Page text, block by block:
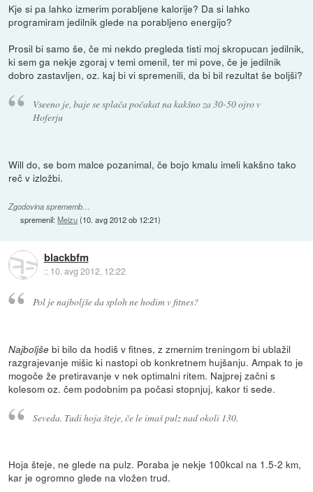
Kje si pa lahko izmerim porabljene kalorije? Da si lahko
programiram jedilnik glede na porabljeno energijo?
Prosil bi samo še, če mi nekdo pregleda tisti moj skropucan jedilnik,
ki sem ga nekje zgoraj v temi omenil, ter mi pove, če je jedilnik
dobro zastavljen, oz. kaj bi vi spremenili, da bi bil rezultat še boljši?
Vseeno je, baje se splača počakat na kakšno za 30-50 ojro v
Hoferju
Will do, se bom malce pozanimal, če bojo kmalu imeli kakšno tako
reč v izložbi.
Zgodovina sprememb…
spremenil:Meizu(10. avg 2012 ob 12:21)
blackbfm
:: 10. avg 2012, 12:22
Pol je najboljše da sploh ne hodim v fitnes?
Najboljšebi bilo da hodiš v fitnes, z zmernim treningom bi ublažil
razgrajevanje mišic ki nastopi ob konkretnem hujšanju. Ampak to je
mogoče že pretiravanje v nek optimalni ritem. Najprej začni s
kolesom oz. čem podobnim pa počasi stopnjuj, kakor ti sede.
Seveda. Tudi hoja šteje, če le imaš pulz nad okoli 130.
Hoja šteje, ne glede na pulz. Poraba je nekje 100kcal na 1.5-2 km,
kar je ogromno glede na vložen trud.